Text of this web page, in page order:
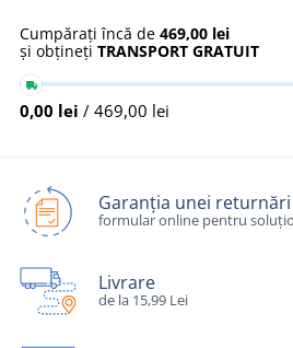
Cumpărați încă de 469,00 lei
și obțineți TRANSPORT GRATUIT
0,00 lei / 469,00 lei
Garanția unei
formular online pentru
Livrare
de la 15,99 Lei